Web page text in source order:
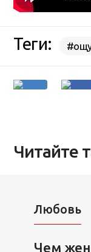
Теги:
Читайте
Любовь
Чем